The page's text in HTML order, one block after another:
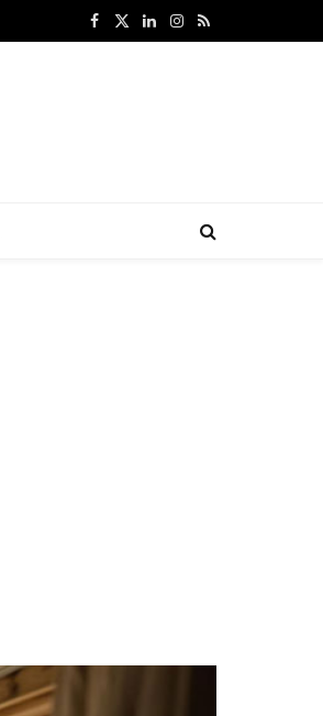
Facebook
X
LinkedIn
Instagram
RSS